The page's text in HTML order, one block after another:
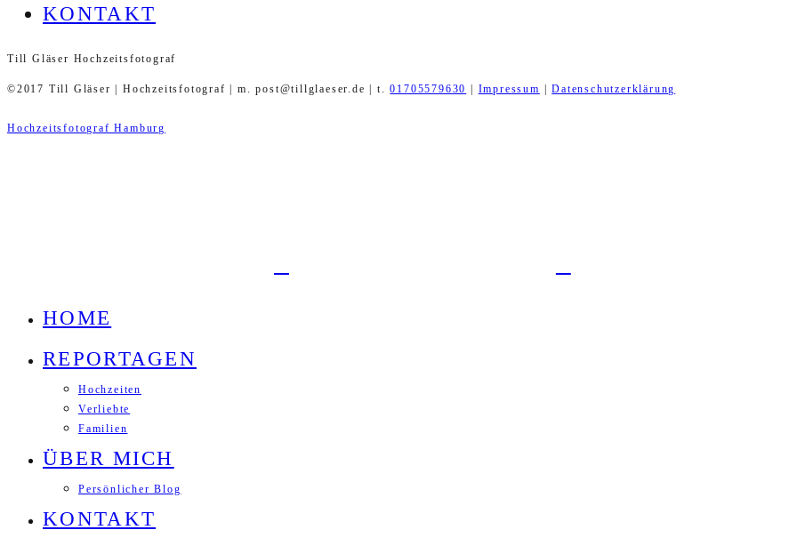
KONTAKT
Till Gläser Hochzeitsfotograf
©2017 Till Gläser | Hochzeitsfotograf | m. post@tillglaeser.de | t.01705579630 | Impressum |Datenschutzerklärung
Hochzeitsfotograf Hamburg
HOME
REPORTAGEN
Hochzeiten
Verliebte
Familien
ÜBER MICH
Persönlicher Blog
KONTAKT